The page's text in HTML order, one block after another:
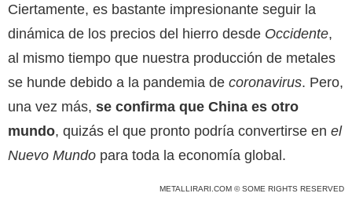
Ciertamente, es bastante impresionante seguir la
dinámica de los precios del hierro desde Occidente,
al mismo tiempo que nuestra producción de metales
se hunde debido a la pandemia de coronavirus. Pero,
una vez más, se confirma que China es otro
mundo, quizás el que pronto podría convertirse en el
Nuevo Mundo para toda la economía global.
METALLIRARI.COM © SOME RIGHTS RESERVED